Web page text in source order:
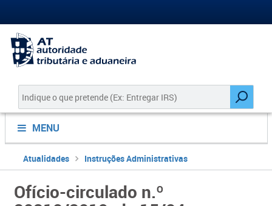
MENU
Atualidades Instruções Administrativas
Ofício-circulado n.º